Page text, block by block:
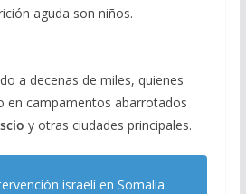
aguda son niños.
a decenas de miles, quienes
en campamentos abarrotados
y otras ciudades principales.
israelí en Somalia